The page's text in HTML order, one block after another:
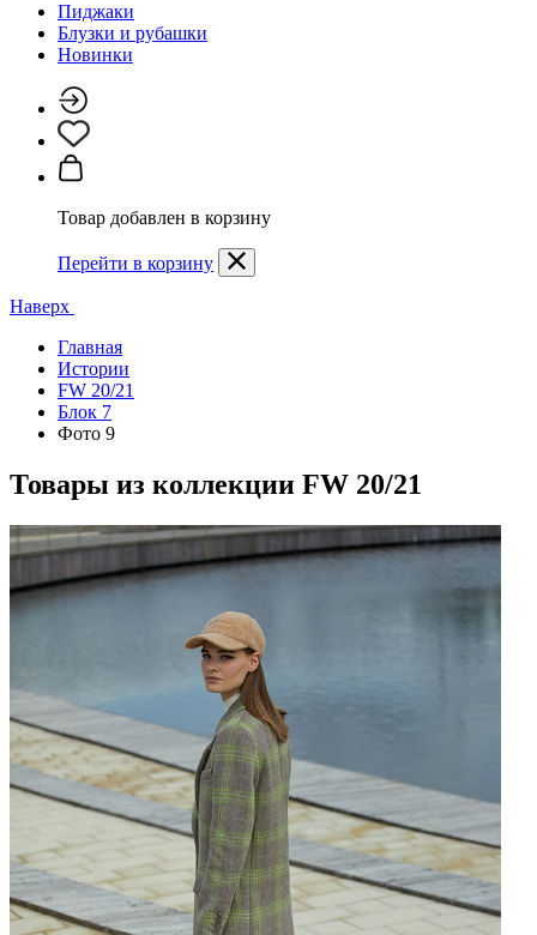
Пиджаки
Блузки и рубашки
Новинки
Товар добавлен в корзину
Перейти в корзину
Наверх
Главная
Истории
FW 20/21
Блок 7
Фото 9
Товары из коллекции FW 20/21